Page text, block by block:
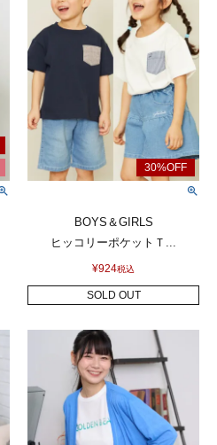
BOYS＆GIRLS
ヒッコリーポケットＴ...
¥924税込
SOLD OUT